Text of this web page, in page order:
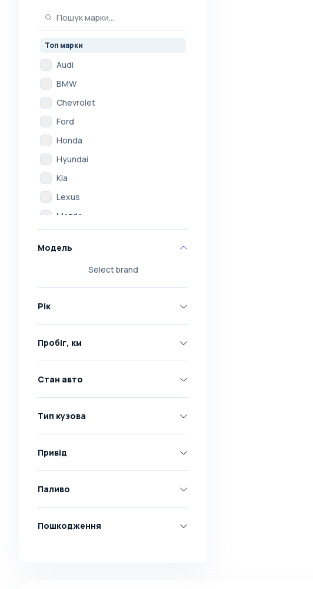
Топ марки
Audi
BMW
Chevrolet
Ford
Honda
Hyundai
Kia
Lexus
Mazda
Mitsubishi
Opel
Skoda
Volkswagen
Abarth
AC
Acura
Adler
Alfa Romeo
Модель
Select brand
Рік
Пробіг, км
Стан авто
Тип кузова
Привід
Паливо
Пошкодження